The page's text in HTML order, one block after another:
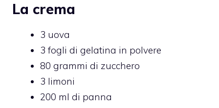
La crema
3 uova
3 fogli di gelatina in polvere
80 grammi di zucchero
3 limoni
200 ml di panna